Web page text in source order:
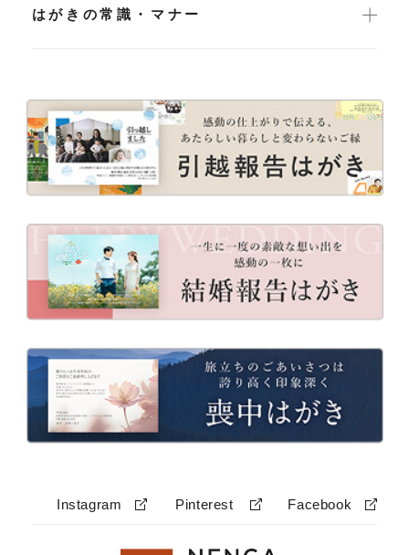
はがきの常識・マナー
Instagram Pinterest Facebook